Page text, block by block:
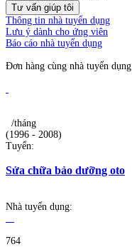
Tư vấn giúp tôi
Thông tin nhà tuyển dụng
Lưu ý dành cho ứng viên
Báo cáo nhà tuyển dụng
Đơn hàng cùng nhà tuyển dụng
/tháng
(1996 - 2008)
Tuyển:
Sửa chữa bảo dưỡng oto
Nhà tuyển dụng:
764